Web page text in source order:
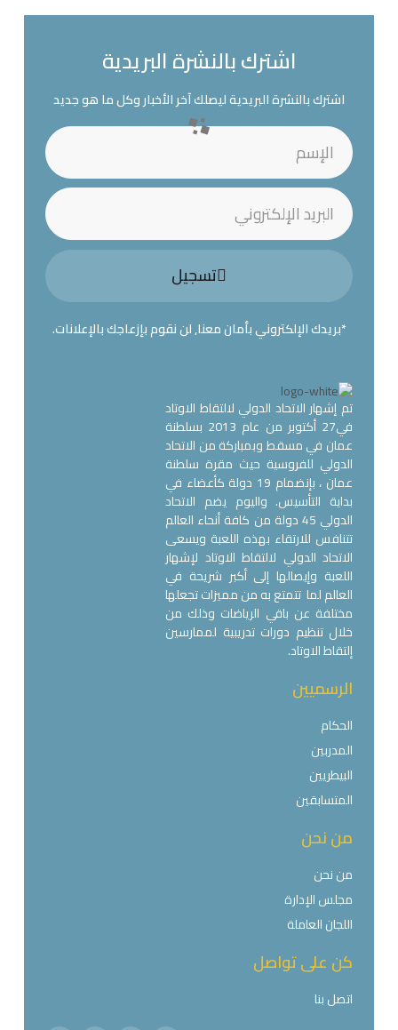
اشترك بالنشرة البريدية
اشترك بالنشرة البريدية ليصلك آخر الأخبار وكل ما هو جديد
تسجيل
*بريدك الإلكتروني بأمان معنا, لن نقوم بإزعاجك بالإعلانات.
تم إشهار الاتحاد الدولي لالتقاط الاوتاد
في27 أكتوبر من عام 2013 بسلطنة
عمان في مسقط وبمباركة من الاتحاد
الدولي للفروسية حيث مقرة سلطنة
عمان ، بإنضمام 19 دولة كأعضاء في
بداية التأسيس. واليوم يضم الاتحاد
الدولي 45 دولة من كافة أنحاء العالم
تتنافس للارتقاء بهذه اللعبة ويسعى
الاتحاد الدولي لالتقاط الاوتاد لإشهار
اللعبة وإيصالها إلى أكبر شريحة في
العالم لما تتمتع به من مميزات تجعلها
مختلفة عن باقي الرياضات وذلك من
خلال تنظيم دورات تدريبية لممارسين
إلتقاط الاوتاد.
الرسميين
الحكام
المدربين
البيطريين
المتسابقين
من نحن
من نحن
مجلس الإدارة
اللجان العاملة
كن على تواصل
اتصل بنا